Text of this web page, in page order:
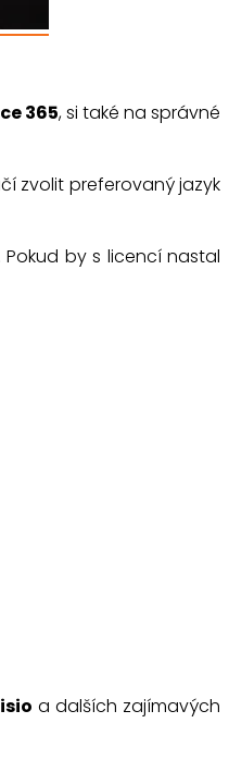
365, si také na správné
zvolit preferovaný jazyk
by s licencí nastal
a dalších zajímavých